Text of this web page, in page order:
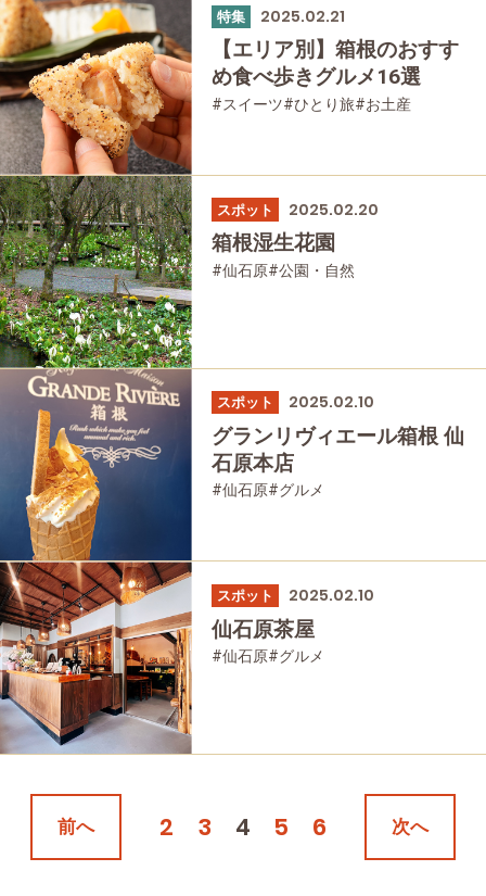
特集 2025.02.21
【エリア別】箱根のおすす
め食べ歩きグルメ16選
#スイーツ#ひとり旅#お土産
#仙石原#大涌谷#家族で
#友人グループで
スポット 2025.02.20
箱根湿生花園
#仙石原#公園・自然
スポット 2025.02.10
グランリヴィエール箱根 仙
石原本店
#仙石原#グルメ
スポット 2025.02.10
仙石原茶屋
#仙石原#グルメ
前へ 2 3 4 5 6 次へ